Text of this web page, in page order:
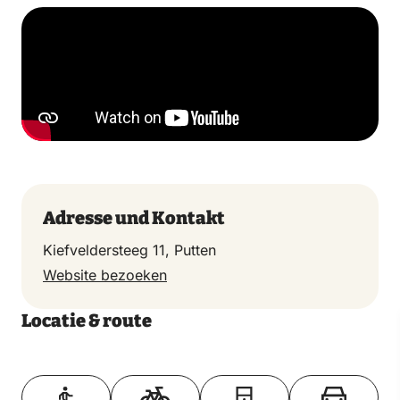
Adresse und Kontakt
Kiefveldersteeg 11, Putten
Website bezoeken
Locatie & route
Toon op kaart